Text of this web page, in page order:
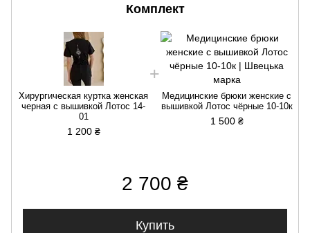
Комплект
Хирургическая куртка женская
черная с вышивкой Лотос 14-
01
1 200 ₴
Медицинские брюки женские с
вышивкой Лотос чёрные 10-10к
1 500 ₴
2 700 ₴
Купить